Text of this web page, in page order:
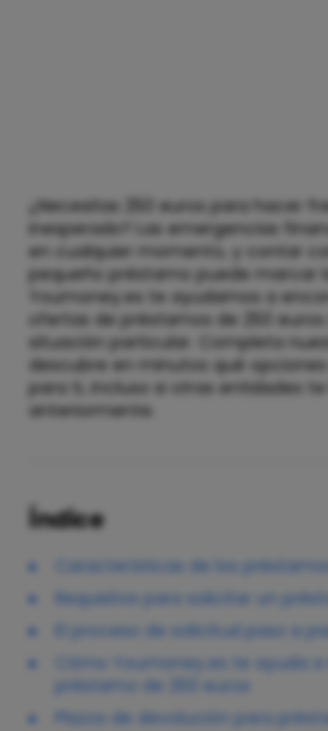
¿Necesitas 250 euros para hacer
inesperado? Las emergencias
en cualquier momento, y contar
pequeño préstamo puede marcar
Youmoney.es te ayudamos a
ofertas de préstamos de 250
situación particular. Completa
descubre en minutos qué
para ti, incluso si otras entidades
anteriormente.
Índice
Características de los
Requisitos para solicitar un
El proceso de solicitud paso a
Cómo Youmoney.es te ayuda
préstamo de 250 euros
Plazos de devolución para